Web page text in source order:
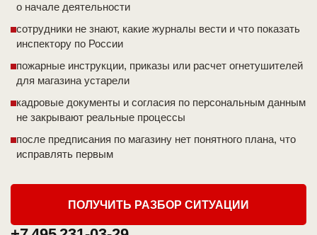
о начале деятельности
сотрудники не знают, какие журналы вести и что показать
инспектору по России
пожарные инструкции, приказы или расчет огнетушителей
для магазина устарели
кадровые документы и согласия по персональным данным
не закрывают реальные процессы
после предписания по магазину нет понятного плана, что
исправлять первым
ПОЛУЧИТЬ РАЗБОР СИТУАЦИИ